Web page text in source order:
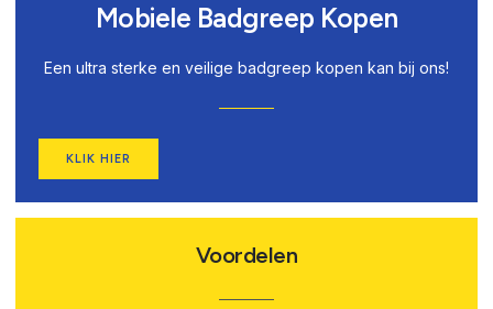
Mobiele Badgreep Kopen
Een ultra sterke en veilige badgreep kopen kan bij ons!
KLIK HIER
Voordelen